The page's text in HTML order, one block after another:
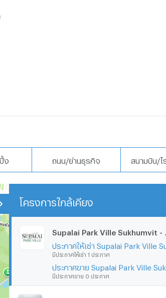
ง ถนน/ย่านธุรกิจ สนามบิน/โ
โครงการใกล้เคียง
มีประกาศให้เช่า 1 ประกาศ
ประกาศขาย Supalai Park Ville
มีประกาศขาย 0 ประกาศ